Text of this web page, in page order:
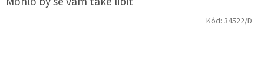
Kód: 34522/D